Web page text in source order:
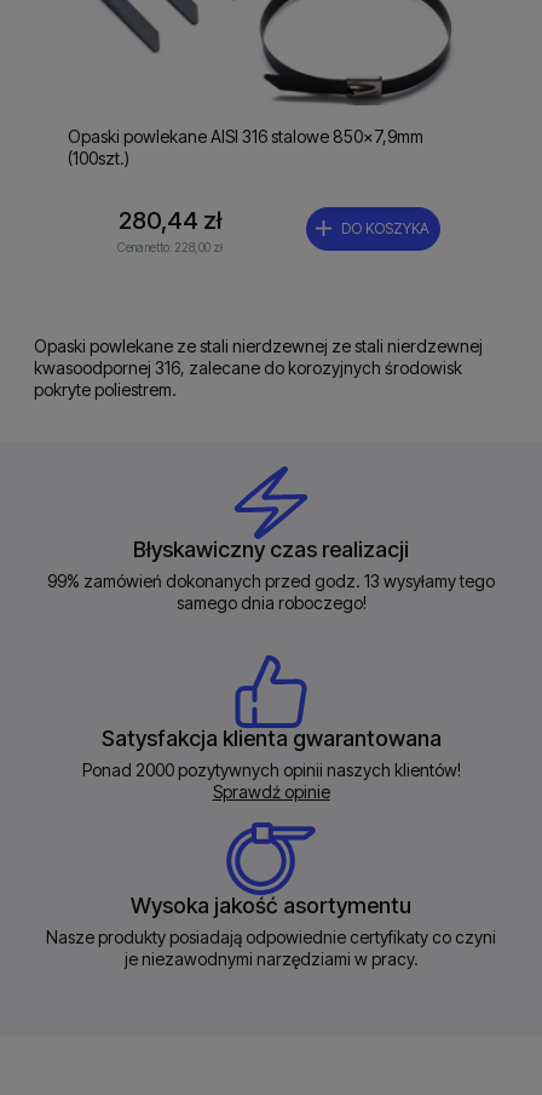
Opaski powlekane AISI 316 stalowe 850x7,9mm
(100szt.)
280,44 zł
Cena netto: 228,00 zł
DO KOSZYKA
Opaski powlekane ze stali nierdzewnej ze stali nierdzewnej
kwasoodpornej 316, zalecane do korozyjnych środowisk
pokryte poliestrem.
Błyskawiczny czas realizacji
99% zamówień dokonanych przed godz. 13 wysyłamy tego
samego dnia roboczego!
Satysfakcja klienta gwarantowana
Ponad 2000 pozytywnych opinii naszych klientów!
Sprawdź opinie
Wysoka jakość asortymentu
Nasze produkty posiadają odpowiednie certyfikaty co czyni
je niezawodnymi narzędziami w pracy.